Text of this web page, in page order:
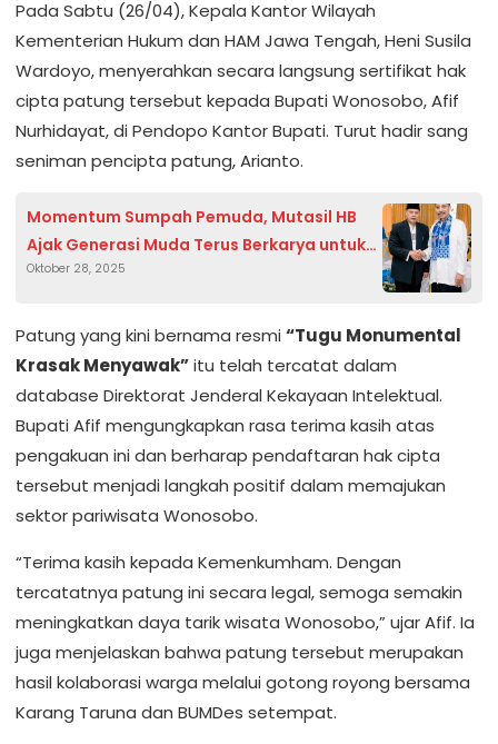
Pada Sabtu (26/04), Kepala Kantor Wilayah
Kementerian Hukum dan HAM Jawa Tengah, Heni Susila
Wardoyo, menyerahkan secara langsung sertifikat hak
cipta patung tersebut kepada Bupati Wonosobo, Afif
Nurhidayat, di Pendopo Kantor Bupati. Turut hadir sang
seniman pencipta patung, Arianto.
Momentum Sumpah Pemuda, Mutasil HB
Ajak Generasi Muda Terus Berkarya untuk
Bangsa
Oktober 28, 2025
Patung yang kini bernama resmi “Tugu Monumental
Krasak Menyawak”itu telah tercatat dalam
database Direktorat Jenderal Kekayaan Intelektual.
Bupati Afif mengungkapkan rasa terima kasih atas
pengakuan ini dan berharap pendaftaran hak cipta
tersebut menjadi langkah positif dalam memajukan
sektor pariwisata Wonosobo.
“Terima kasih kepada Kemenkumham. Dengan
tercatatnya patung ini secara legal, semoga semakin
meningkatkan daya tarik wisata Wonosobo,” ujar Afif. Ia
juga menjelaskan bahwa patung tersebut merupakan
hasil kolaborasi warga melalui gotong royong bersama
Karang Taruna dan BUMDes setempat.